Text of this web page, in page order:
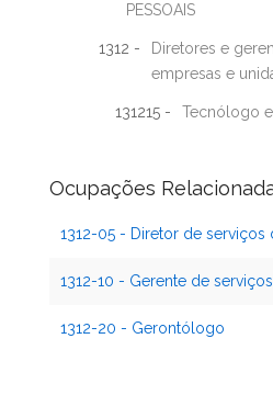
PESSOAIS
1312 -
Diretores e
empresas e
131215 - Tecnólogo
Ocupações
1312-05 - Diretor de serviços
1312-10 - Gerente de
1312-20 - Gerontólogo